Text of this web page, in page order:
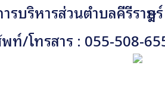
รบริหารส่วนตำบลคีรีราษ
ท์/โทรสาร : 055-508-